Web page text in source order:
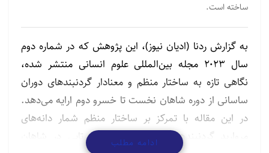
ساخته است.
به گزارش ردنا (ادیان نیوز)، این پژوهش که در شماره دوم
سال ۲۰۲۳ مجله بین‌المللی علوم انسانی منتشر شده،
نگاهی تازه به ساختار منظم و معنادار گردنبندهای دوران
ساسانی از دوره شاهان نخست تا خسرو دوم ارایه می‌دهد.
در این مقاله با تمرکز بر ساختار منظم شمار دانه‌های
مروارید گردنبندها از پنج، شش تا نه تایی در شاهان
ادامه مطلب